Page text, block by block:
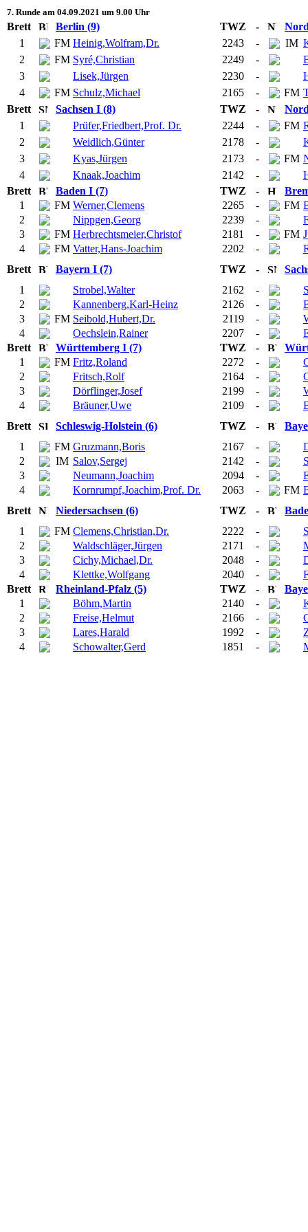
7. Runde am 04.09.2021 um 9.00 Uhr
Brett Berlin (9) TWZ -
1
FM Heinig,Wolfram,Dr. 2243 - IM
2
FM Syré,Christian 2249 -
3
Lisek,Jürgen 2230 -
4
FM Schulz,Michael 2165 - FM
Brett
Sachsen I (8) TWZ -
1
Prüfer,Friedbert,Prof. Dr. 2244 - FM
2
Weidlich,Günter 2178 -
3
Kyas,Jürgen 2173 - FM
4
Knaak,Joachim 2142 -
Brett
Baden I (7) TWZ -
1
FM Werner,Clemens 2265 - FM
2
Nippgen,Georg 2239 -
3
FM Herbrechtsmeier,Christof 2181 - FM
4
FM Vatter,Hans-Joachim 2202 -
Brett
Bayern I (7) TWZ -
1
Strobel,Walter 2162 -
2
Kannenberg,Karl-Heinz 2126 -
3
FM Seibold,Hubert,Dr. 2119 -
4
Oechslein,Rainer 2207 -
Brett
Württemberg I (7) TWZ -
1
FM Fritz,Roland 2272 -
2
Fritsch,Rolf 2164 -
3
Dörflinger,Josef 2199 -
4
Bräuner,Uwe 2109 -
Brett
Schleswig-Holstein (6) TWZ -
1
FM Gruzmann,Boris 2167 -
2
IM Salov,Sergej 2142 -
3
Neumann,Joachim 2094 -
4
Kornrumpf,Joachim,Prof. Dr. 2063 - FM
Brett
Niedersachsen (6) TWZ -
1
FM Clemens,Christian,Dr. 2222 -
2
Waldschläger,Jürgen 2171 -
3
Cichy,Michael,Dr. 2048 -
4
Klettke,Wolfgang 2040 -
Brett
Rheinland-Pfalz (5) TWZ -
1
Böhm,Martin 2140 -
2
Freise,Helmut 2166 -
3
Lares,Harald 1992 -
4
Schowalter,Gerd 1851 -